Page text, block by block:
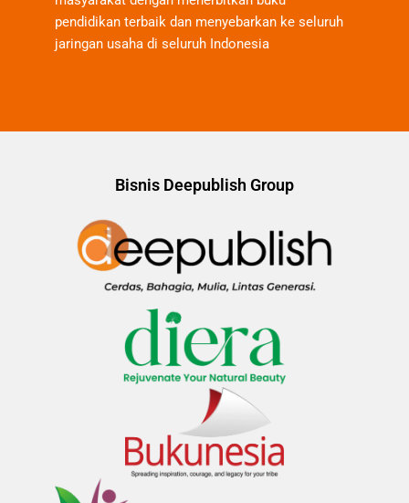
pendidikan terbaik dan menyebarkan ke seluruh
jaringan usaha di seluruh Indonesia
Bisnis Deepublish Group